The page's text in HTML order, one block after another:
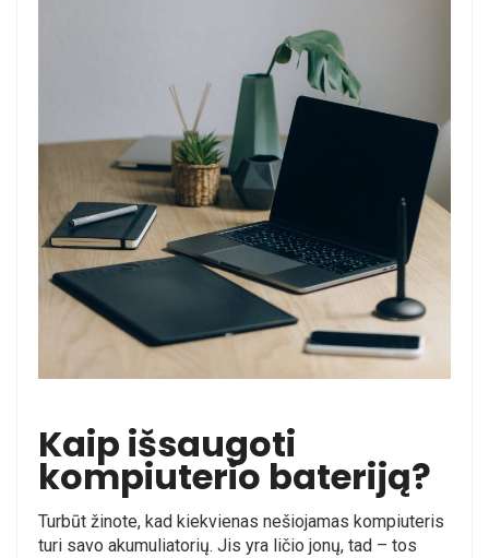
Kaip išsaugoti
kompiuterio bateriją?
Turbūt žinote, kad kiekvienas nešiojamas kompiuteris
turi savo akumuliatorių. Jis yra ličio jonų, tad – tos